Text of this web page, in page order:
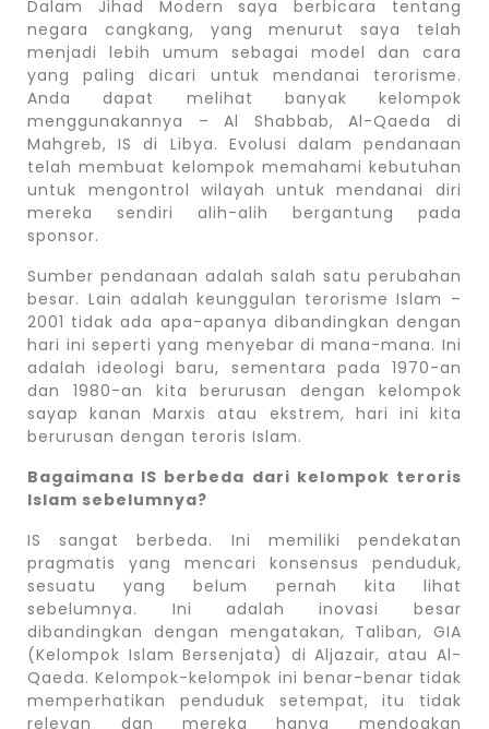
Dalam Jihad Modern saya berbicara tentang
negara cangkang, yang menurut saya telah
menjadi lebih umum sebagai model dan cara
yang paling dicari untuk mendanai terorisme.
Anda dapat melihat banyak kelompok
menggunakannya – Al Shabbab, Al-Qaeda di
Mahgreb, IS di Libya. Evolusi dalam pendanaan
telah membuat kelompok memahami kebutuhan
untuk mengontrol wilayah untuk mendanai diri
mereka sendiri alih-alih bergantung pada
sponsor.
Sumber pendanaan adalah salah satu perubahan
besar. Lain adalah keunggulan terorisme Islam –
2001 tidak ada apa-apanya dibandingkan dengan
hari ini seperti yang menyebar di mana-mana. Ini
adalah ideologi baru, sementara pada 1970-an
dan 1980-an kita berurusan dengan kelompok
sayap kanan Marxis atau ekstrem, hari ini kita
berurusan dengan teroris Islam.
Bagaimana IS berbeda dari kelompok teroris
Islam sebelumnya?
IS sangat berbeda. Ini memiliki pendekatan
pragmatis yang mencari konsensus penduduk,
sesuatu yang belum pernah kita lihat
sebelumnya. Ini adalah inovasi besar
dibandingkan dengan mengatakan, Taliban, GIA
(Kelompok Islam Bersenjata) di Aljazair, atau Al-
Qaeda. Kelompok-kelompok ini benar-benar tidak
memperhatikan penduduk setempat, itu tidak
relevan dan mereka hanya mendoakan